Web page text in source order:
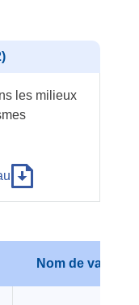
les milieux
Nom de valeur